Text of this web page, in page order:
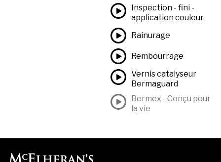
Inspection - fini -
application couleur
Rainurage
Rembourrage
Vernis catalyseur
Bermaguard
Bermex - Conçu pour
la vie